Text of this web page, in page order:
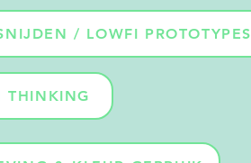
/ LOWFI PROTOTYPES
THINKING